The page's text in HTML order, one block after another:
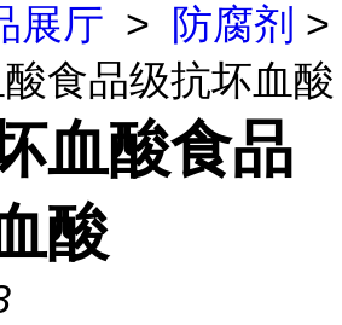
展厅 > 防腐剂 >
食品级抗坏血酸
血酸食品
酸